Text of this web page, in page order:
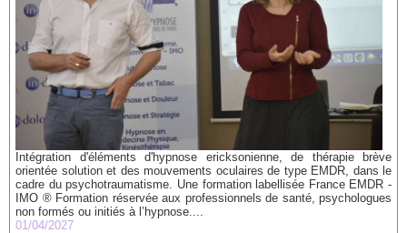
Intégration d'éléments d'hypnose ericksonienne, de thérapie brève
orientée solution et des mouvements oculaires de type EMDR, dans le
cadre du psychotraumatisme. Une formation labellisée France EMDR -
IMO ® Formation réservée aux professionnels de santé, psychologues
non formés ou initiés à l’hypnose....
01/04/2027